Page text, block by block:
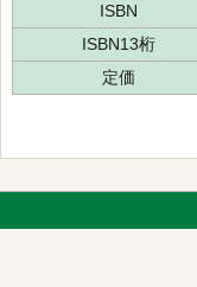
ISBN
ISBN13桁
定価